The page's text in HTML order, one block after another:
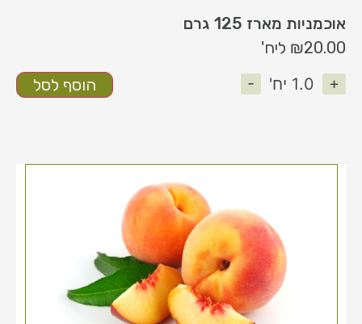
אוכמניות מארז 125 גרם
₪20.00
ליח'
-
1.0 יח' + הוסף לסל